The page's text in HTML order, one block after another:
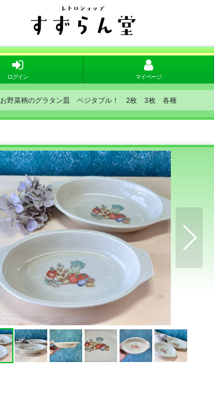
ログイン マイページ
お野菜柄のグラタン皿 ベジタブル！ 2枚 3枚 各種